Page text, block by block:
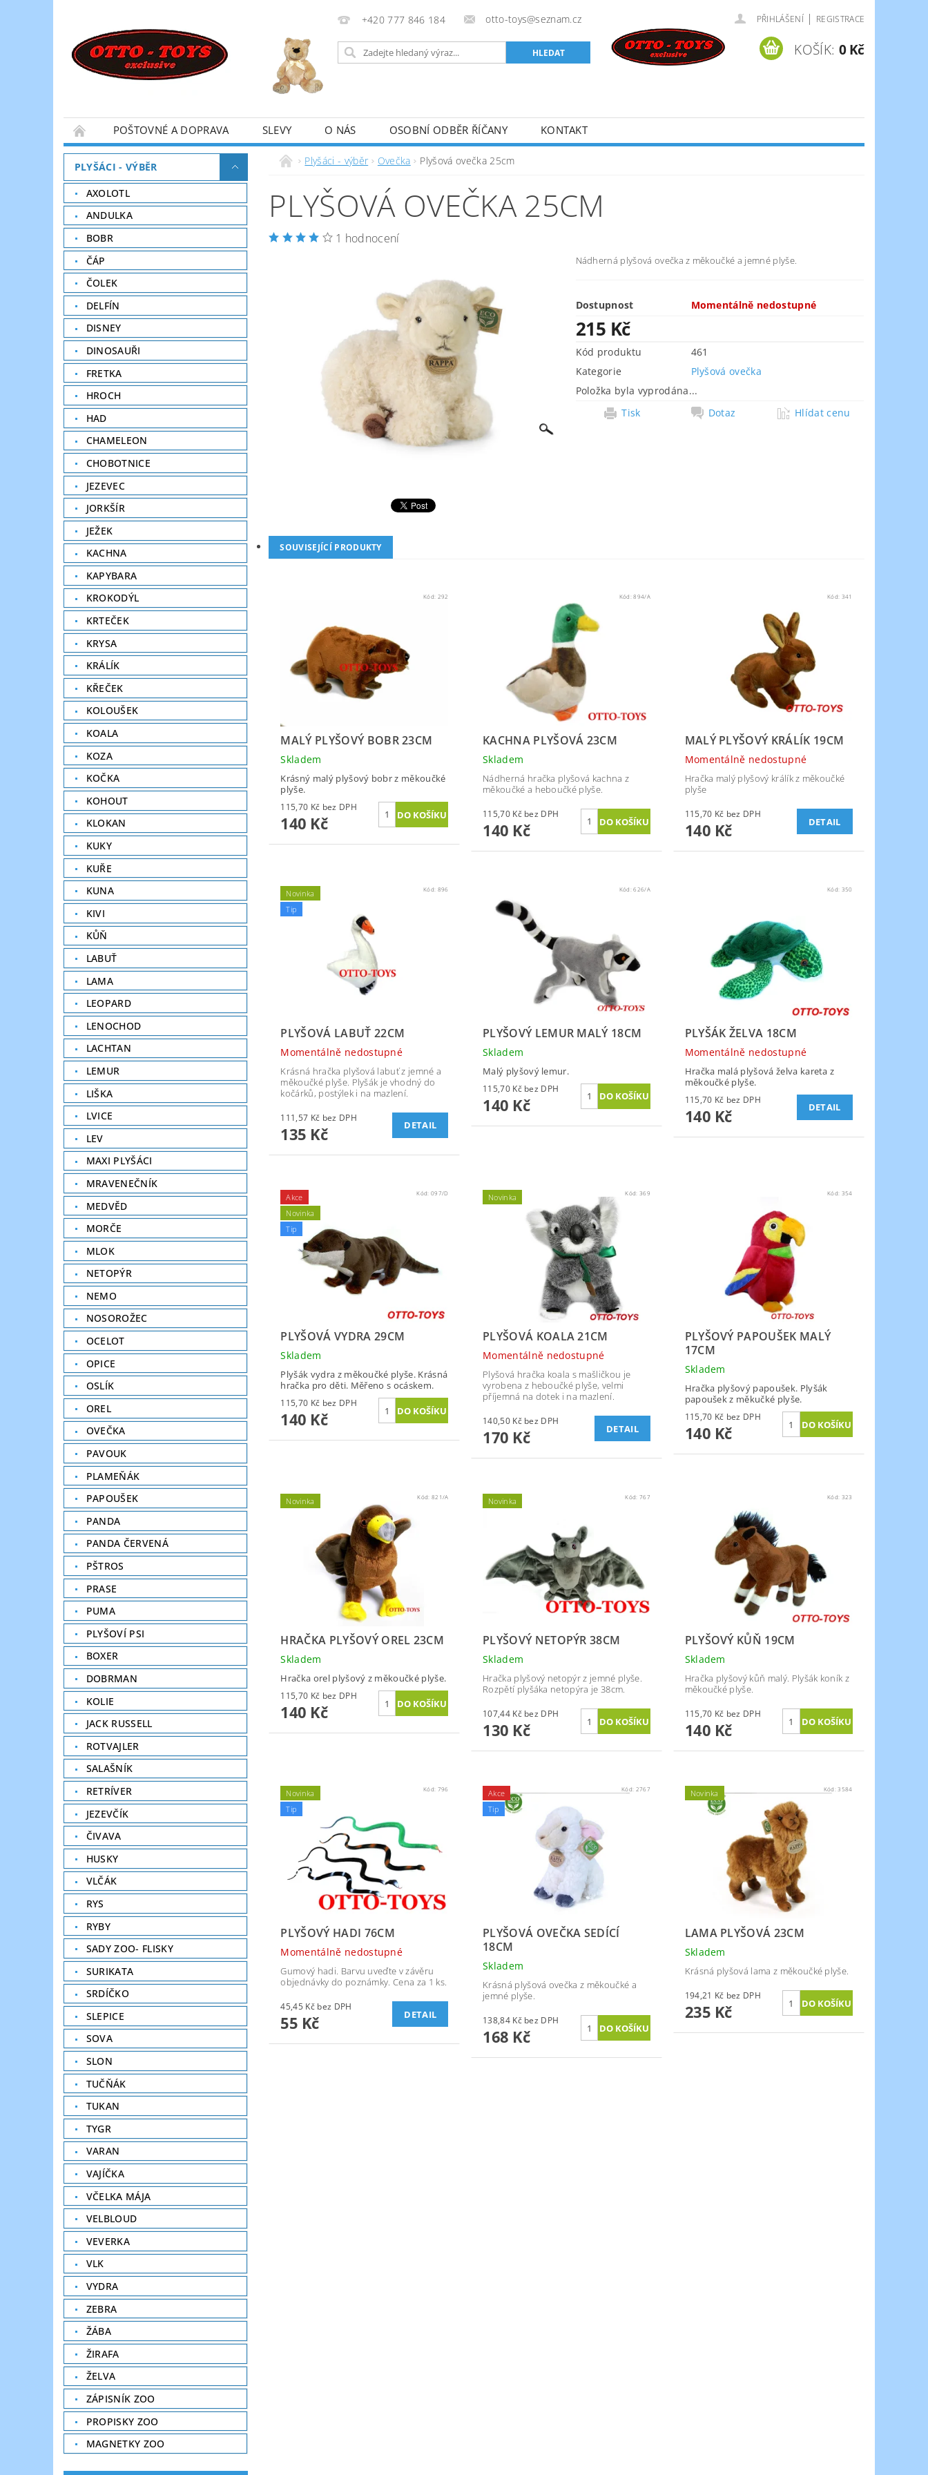
+420 777 846 184 otto-toys@seznam.cz PŘIHLÁŠENÍ | REGISTRACE
KOŠÍK: 0 Kč
POŠTOVNÉ A DOPRAVA SLEVY O NÁS OSOBNÍ ODBĚR ŘÍČANY KONTAKT
PLYŠÁCI - VÝBĚR
AXOLOTL
ANDULKA
BOBR
ČÁP
ČOLEK
DELFÍN
DISNEY
DINOSAUŘI
FRETKA
HROCH
HAD
CHAMELEON
CHOBOTNICE
JEZEVEC
JORKŠÍR
JEŽEK
KACHNA
KAPYBARA
KROKODÝL
KRTEČEK
KRYSA
KRÁLÍK
KŘEČEK
KOLOUŠEK
KOALA
KOZA
KOČKA
KOHOUT
KLOKAN
KUKY
KUŘE
KUNA
KIVI
KŮŇ
LABUŤ
LAMA
LEOPARD
LENOCHOD
LACHTAN
LEMUR
LIŠKA
LVICE
LEV
MAXI PLYŠÁCI
MRAVENEČNÍK
MEDVĚD
MORČE
MLOK
NETOPÝR
NEMO
NOSOROŽEC
OCELOT
OPICE
OSLÍK
OREL
OVEČKA
PAVOUK
PLAMEŇÁK
PAPOUŠEK
PANDA
PANDA ČERVENÁ
PŠTROS
PRASE
PUMA
PLYŠOVÍ PSI
BOXER
DOBRMAN
KOLIE
JACK RUSSELL
ROTVAJLER
SALAŠNÍK
RETRÍVER
JEZEVČÍK
ČIVAVA
HUSKY
VLČÁK
RYS
RYBY
SADY ZOO- FLISKY
SURIKATA
SRDÍČKO
SLEPICE
SOVA
SLON
TUČŇÁK
TUKAN
TYGR
VARAN
VAJÍČKA
VČELKA MÁJA
VELBLOUD
VEVERKA
VLK
VYDRA
ZEBRA
ŽÁBA
ŽIRAFA
ŽELVA
ZÁPISNÍK ZOO
PROPISKY ZOO
MAGNETKY ZOO
Plyšáci - výběr Ovečka Plyšová ovečka 25cm
PLYŠOVÁ OVEČKA 25CM
1 hodnocení
Nádherná plyšová ovečka z měkoučké a jemné plyše.
Dostupnost Momentálně nedostupné
215 Kč
Kód produktu
461
Kategorie
Plyšová ovečka
Položka byla vyprodána...
Tisk
Dotaz Hlídat cenu
SOUVISEJÍCÍ PRODUKTY
Kód: 292
MALÝ PLYŠOVÝ BOBR 23CM
Skladem
Krásný malý plyšový bobr z měkoučké
plyše.
115,70 Kč bez DPH
140 Kč
Kód:894/A
KACHNA PLYŠOVÁ 23CM
Skladem
Nádherná hračka plyšová kachna z
měkoučké a heboučké plyše.
115,70 Kč bez DPH
140 Kč
Kód: 341
MALÝ PLYŠOVÝ KRÁLÍK 19CM
Momentálně nedostupné
Hračka malý plyšový králík z měkoučké
plyše
115,70 Kč bez DPH
140 Kč DETAIL
Novinka
Tip
Kód: 896
PLYŠOVÁ LABUŤ 22CM
Momentálně nedostupné
Krásná hračka plyšová labuť z jemné a
měkoučké plyše. Plyšák je vhodný do
kočárků, postýlek i na mazlení.
111,57 Kč bez DPH
135 Kč DETAIL
Kód:626/A
PLYŠOVÝ LEMUR MALÝ 18CM
Skladem
Malý plyšový lemur.
115,70 Kč bez DPH
140 Kč
Kód: 350
PLYŠÁK ŽELVA 18CM
Momentálně nedostupné
Hračka malá plyšová želva kareta z
měkoučké plyše.
115,70 Kč bez DPH
140 Kč DETAIL
Akce
Novinka
Tip
Kód: 097/D
PLYŠOVÁ VYDRA 29CM
Skladem
Plyšák vydra z měkoučké plyše. Krásná
hračka pro děti. Měřeno s ocáskem.
115,70 Kč bez DPH
140 Kč
Novinka Kód:369
PLYŠOVÁ KOALA 21CM
Momentálně nedostupné
Plyšová hračka koala s mašličkou je
vyrobena z heboučké plyše, velmi
příjemná na dotek i na mazlení.
140,50 Kč bez DPH
170 Kč DETAIL
Kód: 354
PLYŠOVÝ PAPOUŠEK MALÝ
17CM
Skladem
Hračka plyšový papoušek. Plyšák
papoušek z měkučké plyše.
115,70 Kč bez DPH
140 Kč
Novinka Kód: 821/A
HRAČKA PLYŠOVÝ OREL 23CM
Skladem
Hračka orel plyšový z měkoučké plyše.
115,70 Kč bez DPH
140 Kč
Novinka Kód:767
PLYŠOVÝ NETOPÝR 38CM
Skladem
Hračka plyšový netopýr z jemné plyše.
Rozpětí plyšáka netopýra je 38cm.
107,44 Kč bez DPH
130 Kč
Kód: 323
PLYŠOVÝ KŮŇ 19CM
Skladem
Hračka plyšový kůň malý. Plyšák koník z
měkoučké plyše.
115,70 Kč bez DPH
140 Kč
Novinka
Tip
Kód: 796
PLYŠOVÝ HADI 76CM
Momentálně nedostupné
Gumový hadi. Barvu uveďte v závěru
objednávky do poznámky. Cena za 1 ks.
45,45 Kč bez DPH
55 Kč DETAIL
Akce
Tip
Kód: 2767
PLYŠOVÁ OVEČKA SEDÍCÍ
18CM
Skladem
Krásná plyšová ovečka z měkoučké a
jemné plyše.
138,84 Kč bez DPH
168 Kč
Novinka Kód:3584
LAMA PLYŠOVÁ 23CM
Skladem
Krásná plyšová lama z měkoučké plyše.
194,21 Kč bez DPH
235 Kč